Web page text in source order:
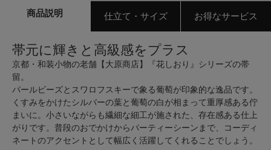
商品説明 仕立て・サイズ お得なサービス
帯元に輝きと高級感をプラス
京都・和装小物の老舗【大原商店】『花しおり』シリーズの帯
留。
パールビーズとスワロフスキーで象る葡萄が印象的な逸品です。
くすみをかけたシルバーの葉と葡萄の白が相まって重厚感ある佇
まいに。小さいながらも繊細な細工が施された、存在感ある仕上
がりです。普段のおでかけからパーティーシーンまで、コーディ
ネートのアクセントとして幅広く活躍してくれることでしょう。